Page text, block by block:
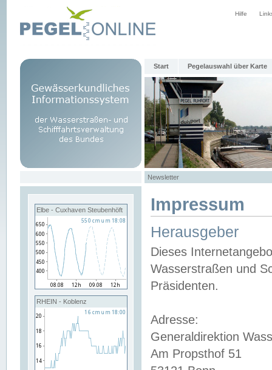
Hilfe
Start Pegelauswahl über Karte
Newsletter
Elbe - Cuxhaven Steubenhöft
RHEIN - Koblenz
Impressum
Herausgeber
Dieses
Wasserstraßen und
Präsidenten.
Adresse:
Generaldirektion
Am Propsthof 51